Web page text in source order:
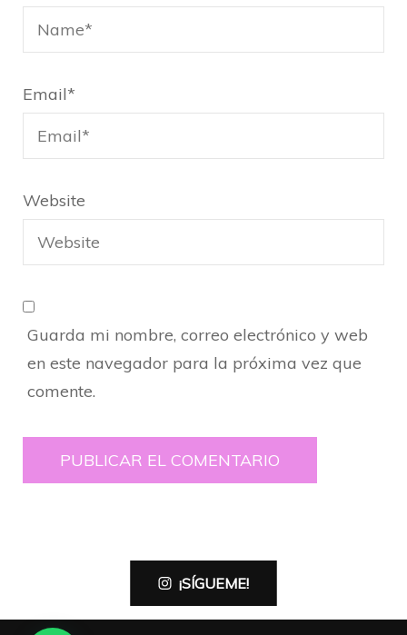
Email*
Website
Guarda mi nombre, correo electrónico y web
en este navegador para la próxima vez que
comente.
¡SÍGUEME!